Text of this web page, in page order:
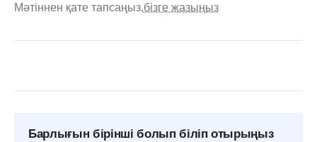
Мәтіннен қате тапсаңыз,бізге жазыңыз
Барлығын бірінші болып біліп отырыңыз